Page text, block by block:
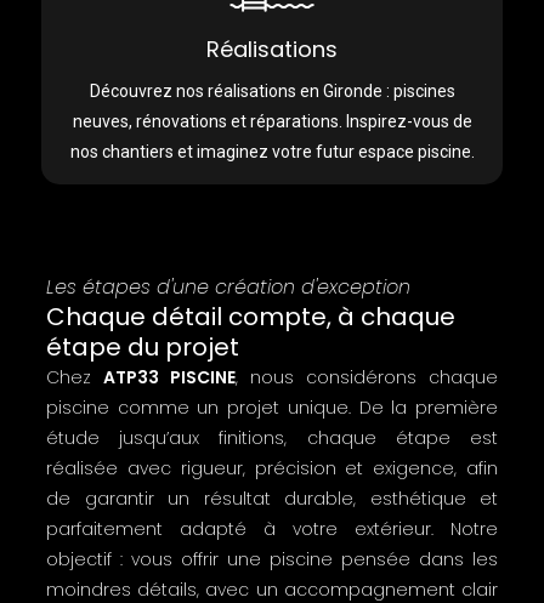
Réalisations
Découvrez nos réalisations en Gironde : piscines
neuves, rénovations et réparations. Inspirez-vous de
nos chantiers et imaginez votre futur espace piscine.
Les étapes d'une création d'exception
Chaque détail compte, à chaque
étape du projet
Chez ATP33 PISCINE, nous considérons chaque
piscine comme un projet unique. De la première
étude jusqu’aux finitions, chaque étape est
réalisée avec rigueur, précision et exigence, afin
de garantir un résultat durable, esthétique et
parfaitement adapté à votre extérieur. Notre
objectif : vous offrir une piscine pensée dans les
moindres détails, avec un accompagnement clair